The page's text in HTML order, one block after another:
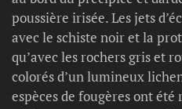
poussière irisée. Les jets
avec le schiste noir et la
qu’avec les rochers gris et
colorés d’un lumineux
espèces de fougères ont